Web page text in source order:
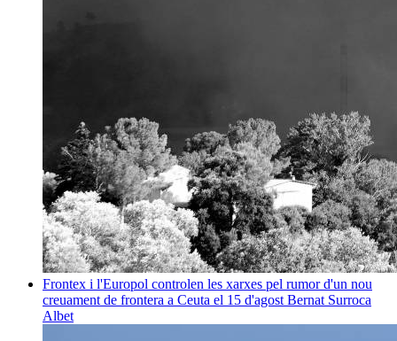
Frontex i l'Europol controlen les xarxes pel rumor d'un nou
creuament de frontera a Ceuta el 15 d'agost Bernat Surroca
Albet